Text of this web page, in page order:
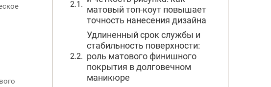
матовый топ-коут повышает
точность нанесения дизайна
Удлиненный срок службы и
стабильность поверхности:
роль матового финишного
покрытия в долговечном
маникюре